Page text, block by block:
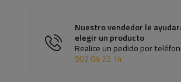
Nuestro vendedor le
elegir un producto
Realice un pedido por
902 04 22 14